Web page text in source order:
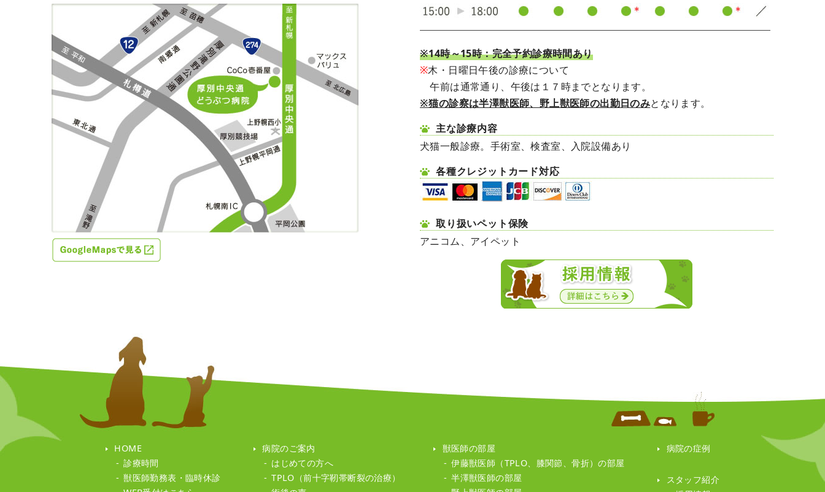
※14時～15時：完全予約診療時間あり
※木・日曜日午後の診療について
午前は通常通り、午後は１７時までとなります。
※猫の診察は半澤獣医師、野上獣医師の出勤日のみとなります。
主な診療内容
犬猫一般診療。手術室、検査室、入院設備あり
各種クレジットカード対応
取り扱いペット保険
アニコム、アイペット
HOME
診療時間
獣医師勤務表・臨時休診
病院のご案内
はじめての方へ
TPLO （前十字靭帯断裂の治療）
獣医師の部屋
伊藤獣医師（TPLO、膝関節、骨折）の部屋
半澤獣医師の部屋
病院の症例
スタッフ紹介